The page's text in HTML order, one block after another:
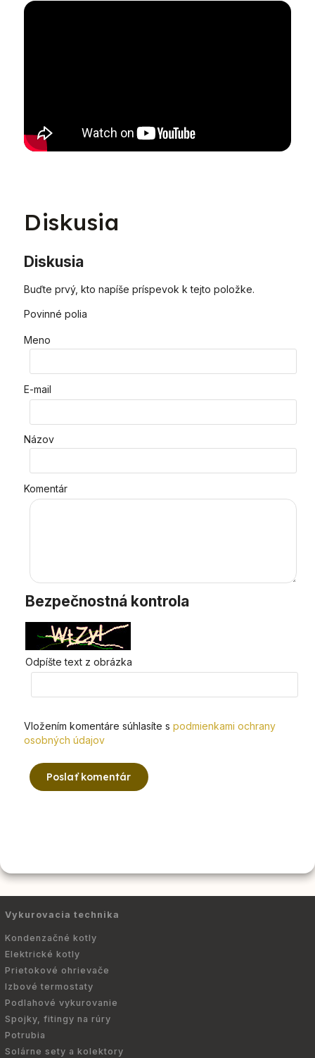
Diskusia
Diskusia
Buďte prvý, kto napíše príspevok k tejto položke.
Povinné polia
Meno
E-mail
Názov
Komentár
Bezpečnostná kontrola
Odpíšte text z obrázka
Vložením komentáre súhlasíte s podmienkami ochrany
osobných údajov
Poslať komentár
Vykurovacia technika
Kondenzačné kotly
Elektrické kotly
Prietokové ohrievače
Izbové termostaty
Podlahové vykurovanie
Spojky, fitingy na rúry
Potrubia
Solárne sety a kolektory